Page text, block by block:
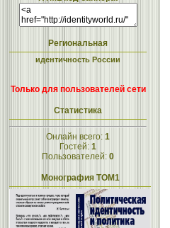
Региональная
идентичность России
Только для пользователей сети
Статистика
Онлайн всего: 1
Гостей: 1
Пользователей: 0
Монография ТОМ1